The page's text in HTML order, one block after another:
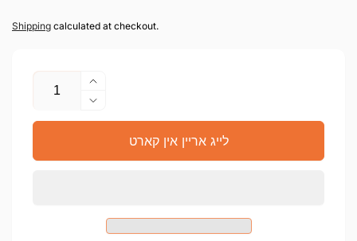
Shipping calculated at checkout.
צאל
העכער
די
צאל
מאך
ווייניגער
צאל
שלום
לייג אריין אין קארט